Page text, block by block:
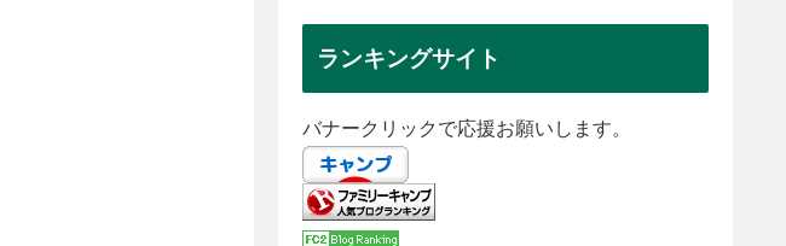
ランキングサイト
バナークリックで応援お願いします。